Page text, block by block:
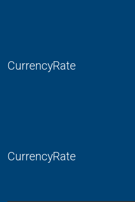
CurrencyRate
CurrencyRate